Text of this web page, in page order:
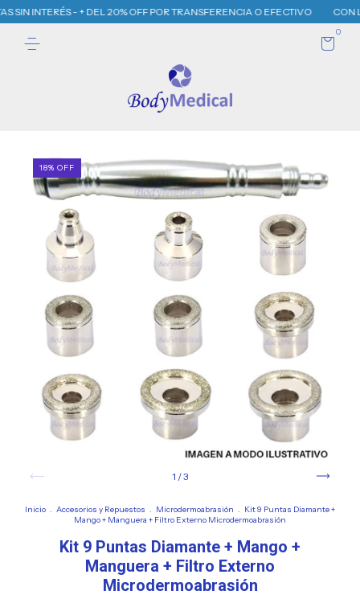
- + DEL 20% OFF POR TRANSFERENCIA O EFECTIVO CON LA
0
18% OFF
1 /3
Inicio . Accesorios y Repuestos . Microdermoabrasión . Kit 9 Puntas Diamante +
Mango + Manguera + Filtro Externo Microdermoabrasión
Kit 9 Puntas Diamante + Mango +
Manguera + Filtro Externo
Microdermoabrasión